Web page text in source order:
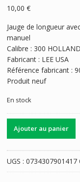
10,00 €
Jauge de longueur
manuel
Calibre : 300
Fabricant : LEE USA
Référence fabricant :
Produit neuf
En stock
de
HOLDER
Ajouter au panier
UGS : 0734307901417